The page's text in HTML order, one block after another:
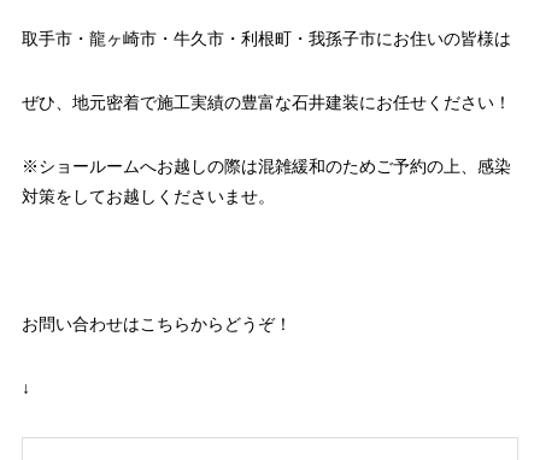
取手市・龍ヶ崎市・牛久市・利根町・我孫子市にお住いの皆様は
ぜひ、地元密着で施工実績の豊富な石井建装にお任せください！
※ショールームへお越しの際は混雑緩和のためご予約の上、感染
対策をしてお越しくださいませ。
お問い合わせはこちらからどうぞ！
↓